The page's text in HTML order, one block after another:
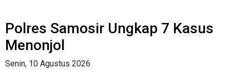
Polres Samosir Ungkap 7 Kasus
Menonjol
Senin, 10 Agustus 2026